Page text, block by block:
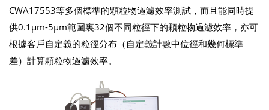
CWA17553等多個標準的顆粒物過濾效率測試，而且能同時提
供0.1μm-5μm範圍裏32個不同粒徑下的顆粒物過濾效率，亦可
根據客戶自定義的粒徑分布（自定義計數中位徑和幾何標準
差）計算顆粒物過濾效率。